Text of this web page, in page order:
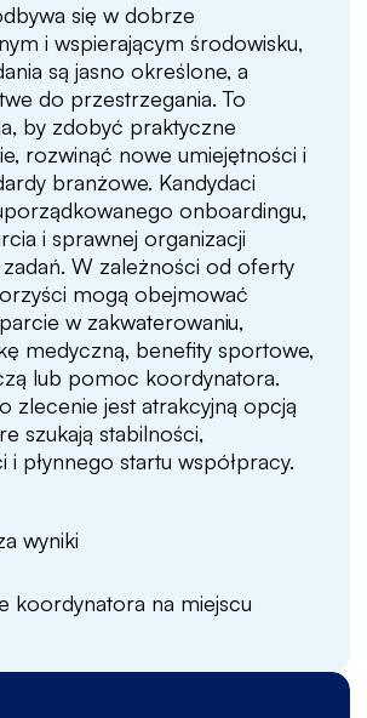
się w dobrze
i wspierającym środowisku,
są jasno określone, a
do przestrzegania. To
by zdobyć praktyczne
rozwinąć nowe umiejętności i
branżowe. Kandydaci
onboardingu,
i sprawnej organizacji
W zależności od oferty
mogą obejmować
w zakwaterowaniu,
medyczną, benefity sportowe,
lub pomoc koordynatora.
zlecenie jest atrakcyjną opcją
szukają stabilności,
i płynnego startu współpracy.
wyniki
koordynatora na miejscu